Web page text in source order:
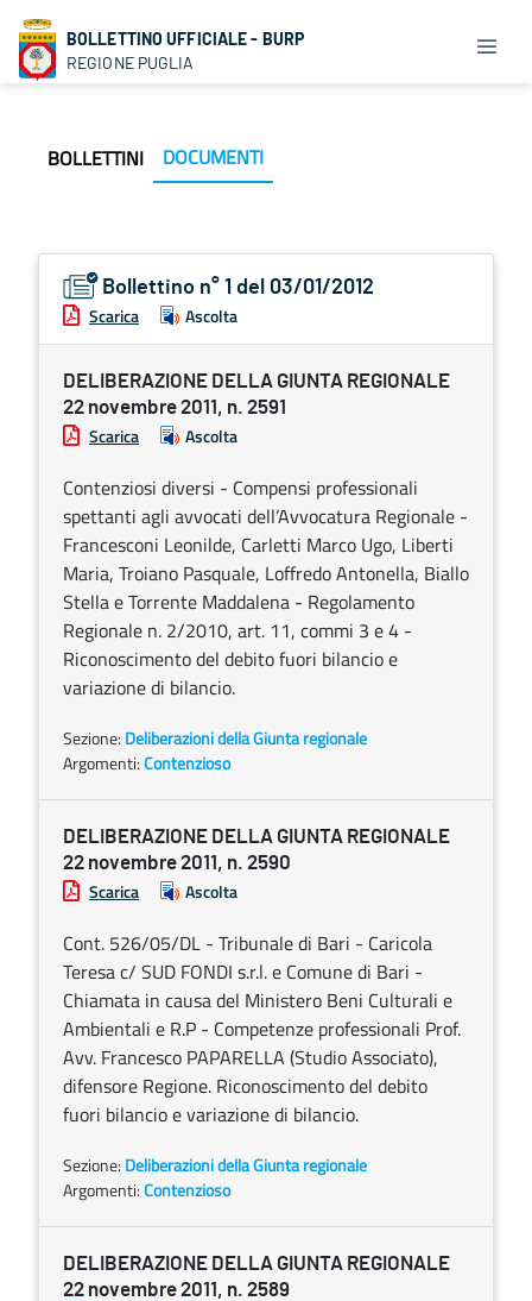
BOLLETTINO UFFICIALE - BURP
REGIONE PUGLIA
BOLLETTINI DOCUMENTI
Bollettino n° 1 del 03/01/2012
Scarica Ascolta
DELIBERAZIONE DELLA GIUNTA REGIONALE
22 novembre 2011, n. 2591
Scarica Ascolta
Contenziosi diversi - Compensi professionali
spettanti agli avvocati dell’Avvocatura Regionale -
Francesconi Leonilde, Carletti Marco Ugo, Liberti
Maria, Troiano Pasquale, Loffredo Antonella, Biallo
Stella e Torrente Maddalena - Regolamento
Regionale n. 2/2010, art. 11, commi 3 e 4 -
Riconoscimento del debito fuori bilancio e
variazione di bilancio.
Sezione: Deliberazioni della Giunta regionale
Argomenti:Contenzioso
DELIBERAZIONE DELLA GIUNTA REGIONALE
22 novembre 2011, n. 2590
Scarica Ascolta
Cont. 526/05/DL - Tribunale di Bari - Caricola
Teresa c/ SUD FONDI s.r.l. e Comune di Bari -
Chiamata in causa del Ministero Beni Culturali e
Ambientali e R.P - Competenze professionali Prof.
Avv. Francesco PAPARELLA (Studio Associato),
difensore Regione. Riconoscimento del debito
fuori bilancio e variazione di bilancio.
Sezione: Deliberazioni della Giunta regionale
Argomenti:Contenzioso
DELIBERAZIONE DELLA GIUNTA REGIONALE
22 novembre 2011, n. 2589